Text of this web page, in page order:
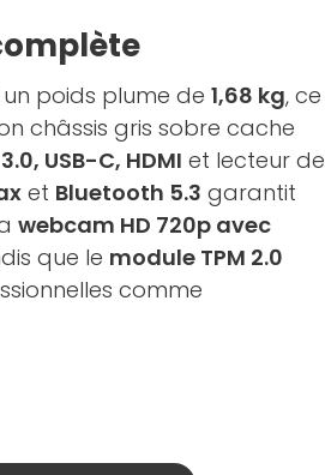
poids plume de 1,68 kg, ce
châssis gris sobre cache
3.0, USB-C, HDMI et lecteur de
et Bluetooth 5.3 garantit
webcam HD 720p avec
que le module TPM 2.0
comme